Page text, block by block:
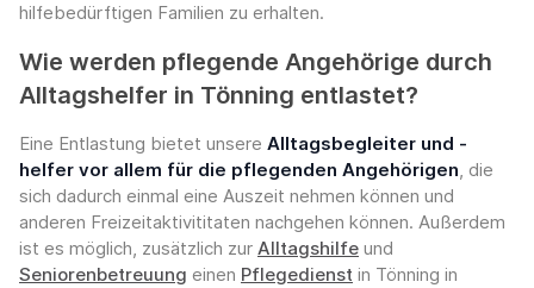
hilfebedürftigen Familien zu erhalten.
Wie werden pflegende Angehörige durch
Alltagshelfer in Tönning entlastet?
Eine Entlastung bietet unsere Alltagsbegleiter und -
helfer vor allem für die pflegenden Angehörigen, die
sich dadurch einmal eine Auszeit nehmen können und
anderen Freizeitaktivititaten nachgehen können. Außerdem
ist es möglich, zusätzlich zur Alltagshilfe und
Seniorenbetreuung einen Pflegedienst in Tönning in